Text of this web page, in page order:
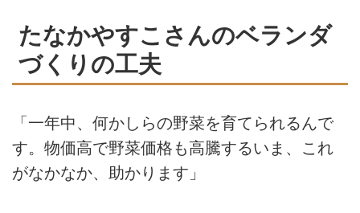
たなかやすこさんのベランダ
づくりの工夫
「一年中、何かしらの野菜を育てられるんで
す。物価高で野菜価格も高騰するいま、これ
がなかなか、助かります」